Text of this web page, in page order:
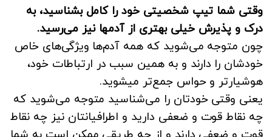
وقتی شما تیپ شخصیتی خود را کامل بشناسید، به
درک و پذیرش خیلی بهتری از آدمها نیز می‌رسید.
چون متوجه می‌شوید که همه آدم‌ها ویژگی‌های خاص
خودشان را دارند و به همین سبب در ارتباطات خود،
هوشیارتر و حواس جمع‌تر میشوید.
یعنی وقتی خودتان را می‌شناسید متوجه می‌شوید که
چه نقاط قوت و ضعفی دارید و اطرافیانتان نیز چه نقاط